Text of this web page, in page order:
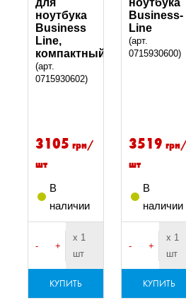
для
ноутбука
Business
Line,
компактный
(арт.
0715930602)
3105 грн/
шт
В
наличии
- +
х 1
шт
КУПИТЬ
ноутбука
Business-
Line
(арт.
0715930600)
3519 грн/
шт
В
наличии
- +
х 1
шт
КУПИТЬ